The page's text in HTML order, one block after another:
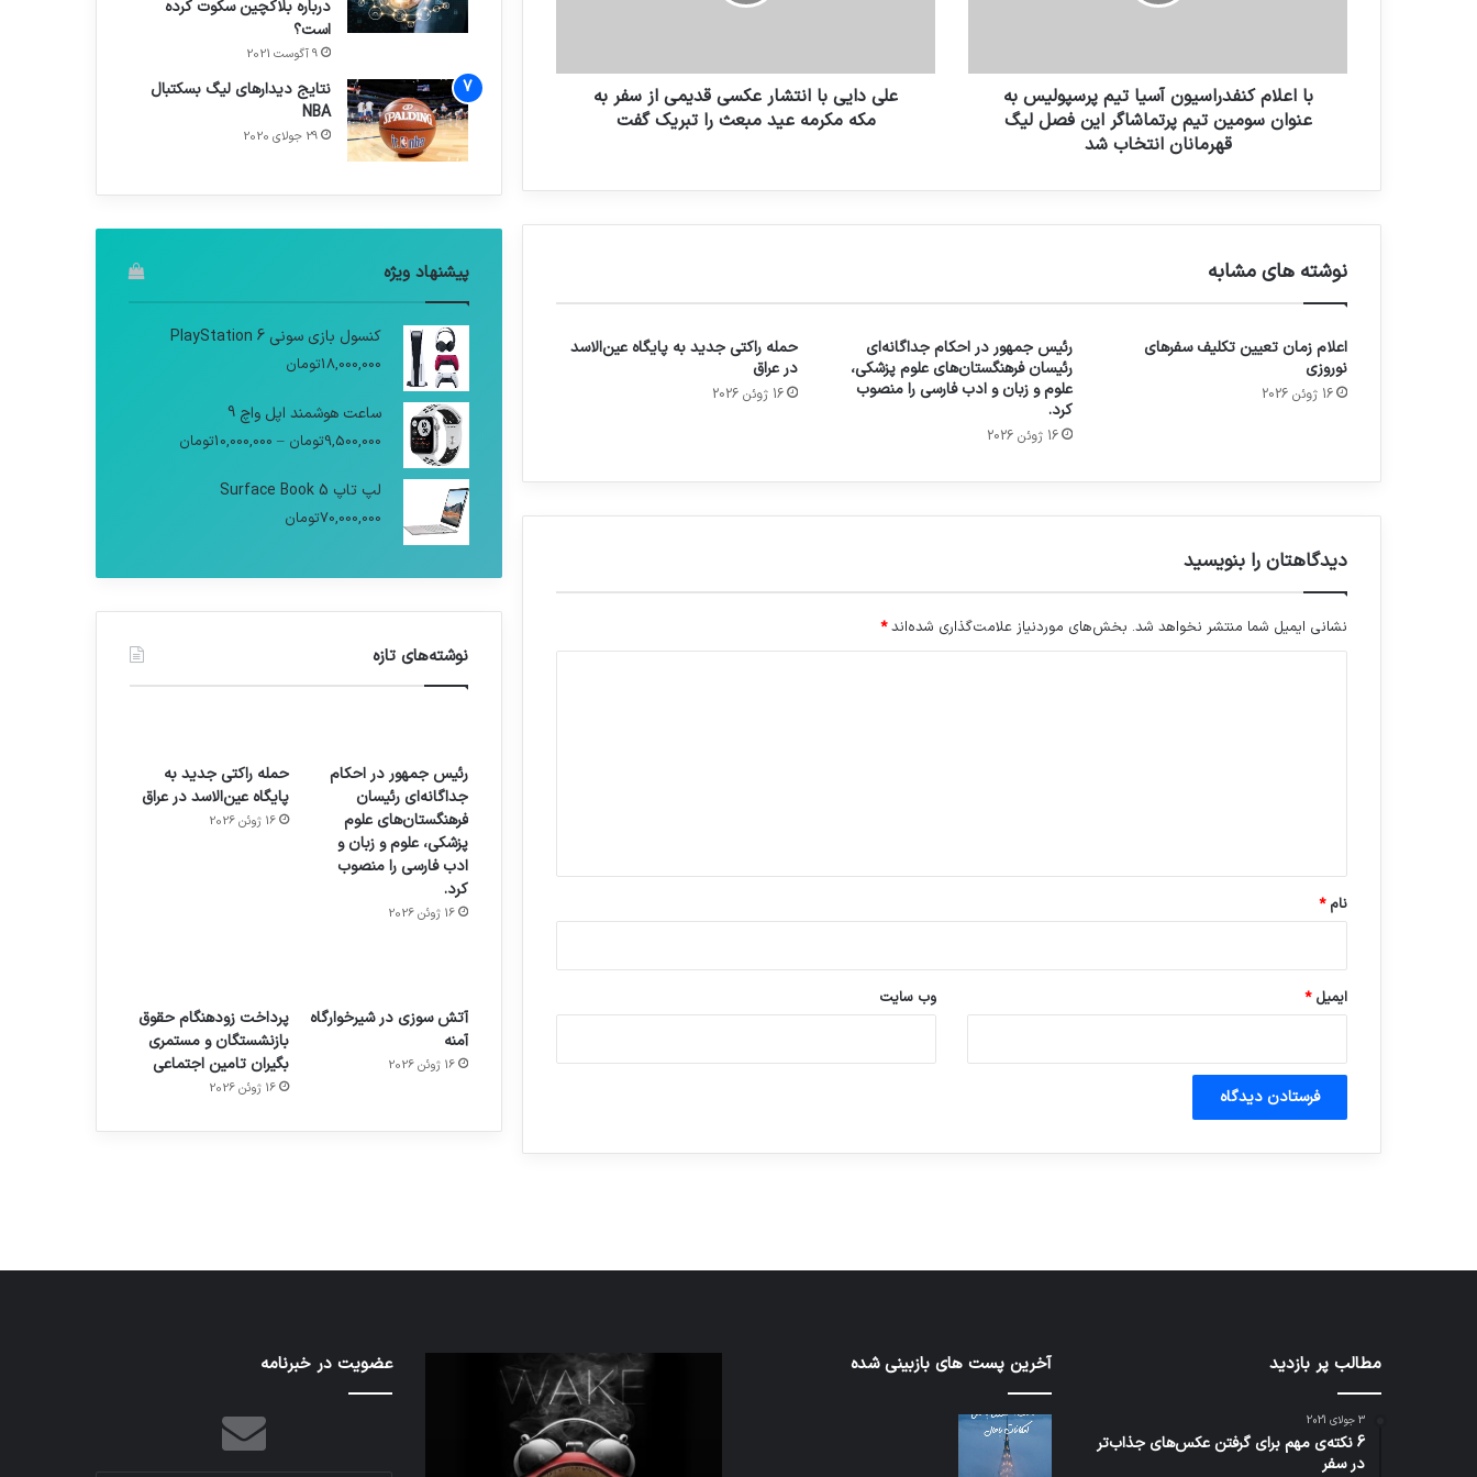
با اعلام کنفدراسیون آسیا تیم پرسپولیس به
عنوان سومین تیم پرتماشاگر این فصل لیگ
قهرمانان انتخاب شد
علی دایی با انتشار عکسی قديمى از سفر به
مکه مکرمه عید مبعث را تبريک گفت
نوشته های مشابه
اعلام زمان تعیین تکلیف سفرهای
نوروزی
16 ژوئن 2026
رئیس جمهور در احکام جداگانه‌ای
رئیسان فرهنگستان‌های علوم پزشکی،
علوم و زبان و ادب فارسی را منصوب
کرد.
16 ژوئن 2026
حمله راکتی جدید به پایگاه عین‌الاسد
در عراق
16 ژوئن 2026
دیدگاهتان را بنویسید
نشانی ایمیل شما منتشر نخواهد شد. بخش‌های موردنیاز علامت‌گذاری شده‌اند*
نام*
ایمیل* وب‌ سایت
درباره بلاکچین سکوت کرده
است؟
9 آگوست 2021
نتایج دیدار‌های لیگ بسکتبال
NBA
29 جولای 2020
پیشنهاد ویژه
کنسول بازی سونی PlayStation 6
18,000,000تومان
ساعت هوشمند اپل واچ 9
9,500,000تومان –
10,000,000تومان
لپ تاپ Surface Book 5
70,000,000تومان
نوشته‌های تازه
رئیس جمهور در احکام
جداگانه‌ای رئیسان
فرهنگستان‌های علوم
پزشکی، علوم و زبان و
ادب فارسی را منصوب
کرد.
16 ژوئن 2026
حمله راکتی جدید به
پایگاه عین‌الاسد در عراق
16 ژوئن 2026
آتش سوزی در شیرخوارگاه
آمنه
16 ژوئن 2026
پرداخت زودهنگام حقوق
بازنشستگان و مستمری
بگیران تامین اجتماعی
16 ژوئن 2026 آماده برای کشف هدفون های 2023
مطالب پر بازدید
3 جولای 2021
6 نکته‌ی مهم برای گرفتن عکس‌های جذاب‌تر
در سفر
آخرین پست های بازبینی شده
کدام
پیام‌رسان
کاربران
نخستین
کاملا
خودران
نقلیه
اف‌ای‌تی‌اف
عضویت در خبرنامه